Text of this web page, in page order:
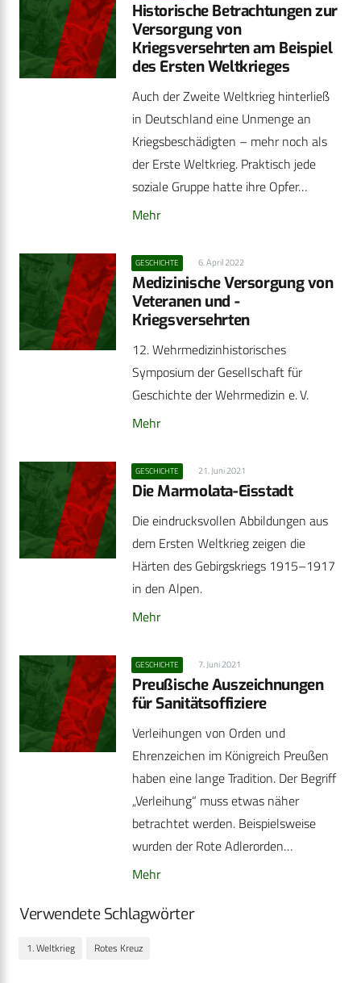
Historische Betrachtungen zur
Versorgung von
Kriegsversehrten am Beispiel
des Ersten Weltkrieges
Auch der Zweite Weltkrieg hinterließ
in Deutschland eine Unmenge an
Kriegsbeschädigten – mehr noch als
der Erste Weltkrieg. Praktisch jede
soziale Gruppe hatte ihre Opfer…
Mehr
GESCHICHTE 6. April 2022
Medizinische Versorgung von
Veteranen und ­
Kriegsversehrten
12. Wehrmedizinhistorisches
Symposium der Gesellschaft für
Geschichte der Wehrmedizin e. V.
Mehr
GESCHICHTE 21. Juni 2021
Die Marmolata-Eisstadt
Die eindrucksvollen Abbildungen aus
dem Ersten Weltkrieg zeigen die
Härten des Gebirgskriegs 1915–1917
in den Alpen.
Mehr
GESCHICHTE 7. Juni 2021
Preußische Auszeichnungen
für Sanitätsoffiziere
Verleihungen von Orden und
Ehrenzeichen im Königreich Preußen
haben eine lange Tradition. Der Begriff
„Verleihung“ muss etwas näher
betrachtet werden. Beispielsweise
wurden der Rote Adlerorden…
Mehr
Verwendete Schlagwörter
1. Weltkrieg Rotes Kreuz